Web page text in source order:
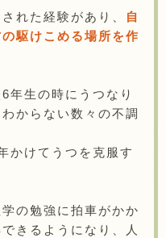
れた経験があり、
自
駆けこめる場所を作
年生の時にうつなり
からない数々の不調
かけてうつを克服す
の勉強に拍車がかか
きるようになり、人